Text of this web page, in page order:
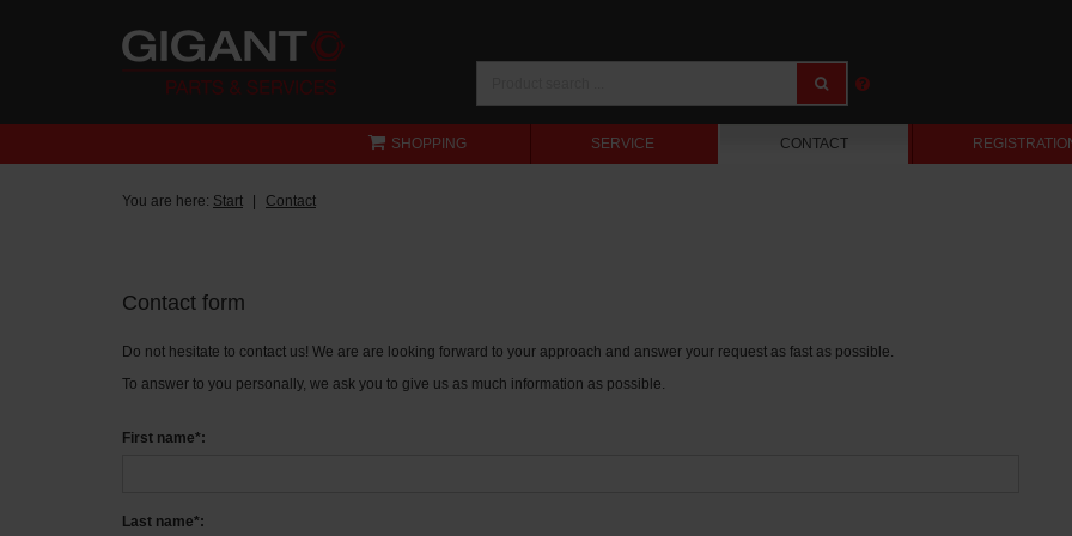
SHOPPING SERVICE CONTACT
You are here: Start Contact
Contact form
Do not hesitate to contact us! We are are looking forward to your approach and answer your request as fast as possible.
To answer to you personally, we ask you to give us as much information as possible.
First name*:
Last name*: